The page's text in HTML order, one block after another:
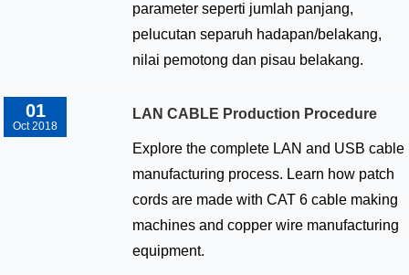
parameter seperti jumlah panjang,
pelucutan separuh hadapan/belakang,
nilai pemotong dan pisau belakang.
01
Oct 2018
LAN CABLE Production Procedure
Explore the complete LAN and USB cable
manufacturing process. Learn how patch
cords are made with CAT 6 cable making
machines and copper wire manufacturing
equipment.